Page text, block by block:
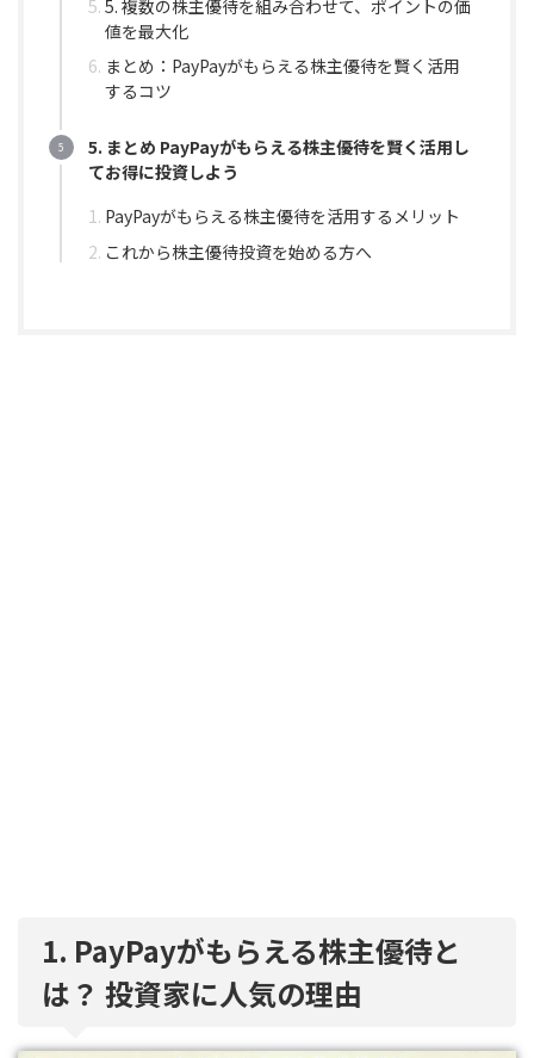
5. 複数の株主優待を組み合わせて、ポイントの価
値を最大化
まとめ：PayPayがもらえる株主優待を賢く活用
するコツ
5. まとめ PayPayがもらえる株主優待を賢く活用し
てお得に投資しよう
PayPayがもらえる株主優待を活用するメリット
これから株主優待投資を始める方へ
1. PayPayがもらえる株主優待と
は？ 投資家に人気の理由